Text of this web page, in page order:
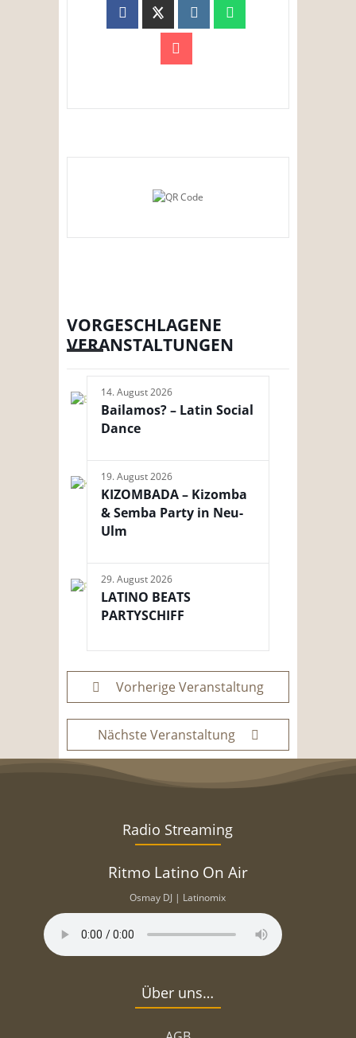
VORGESCHLAGENE
VERANSTALTUNGEN
14. August 2026
Bailamos? – Latin Social
Dance
19. August 2026
KIZOMBADA – Kizomba
& Semba Party in Neu-
Ulm
29. August 2026
LATINO BEATS
PARTYSCHIFF
Vorherige Veranstaltung
Nächste Veranstaltung
Radio Streaming
Ritmo Latino On Air
Osmay DJ | Latinomix
Über uns…